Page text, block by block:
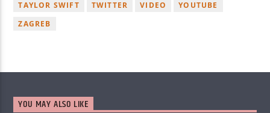
TAYLOR SWIFT
TWITTER VIDEO
YOUTUBE
ZAGREB
YOU MAY ALSO LIKE